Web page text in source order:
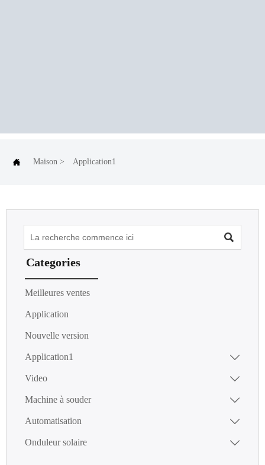
 Maison > Application1

Categories
Meilleures ventes
Application
Nouvelle version
Application1 
Video 
Machine à souder 
Automatisation 
Onduleur solaire 